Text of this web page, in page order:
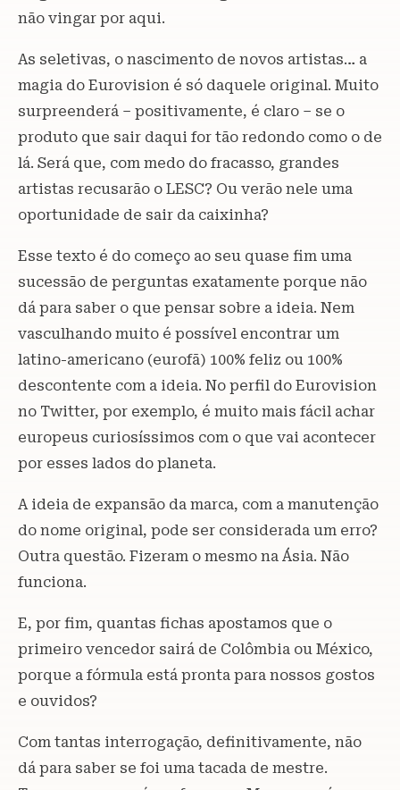
não vingar por aqui.
As seletivas, o nascimento de novos artistas… a
magia do Eurovision é só daquele original. Muito
surpreenderá – positivamente, é claro – se o
produto que sair daqui for tão redondo como o de
lá. Será que, com medo do fracasso, grandes
artistas recusarão o LESC? Ou verão nele uma
oportunidade de sair da caixinha?
Esse texto é do começo ao seu quase fim uma
sucessão de perguntas exatamente porque não
dá para saber o que pensar sobre a ideia. Nem
vasculhando muito é possível encontrar um
latino-americano (eurofã) 100% feliz ou 100%
descontente com a ideia. No perfil do Eurovision
no Twitter, por exemplo, é muito mais fácil achar
europeus curiosíssimos com o que vai acontecer
por esses lados do planeta.
A ideia de expansão da marca, com a manutenção
do nome original, pode ser considerada um erro?
Outra questão. Fizeram o mesmo na Ásia. Não
funciona.
E, por fim, quantas fichas apostamos que o
primeiro vencedor sairá de Colômbia ou México,
porque a fórmula está pronta para nossos gostos
e ouvidos?
Com tantas interrogação, definitivamente, não
dá para saber se foi uma tacada de mestre.